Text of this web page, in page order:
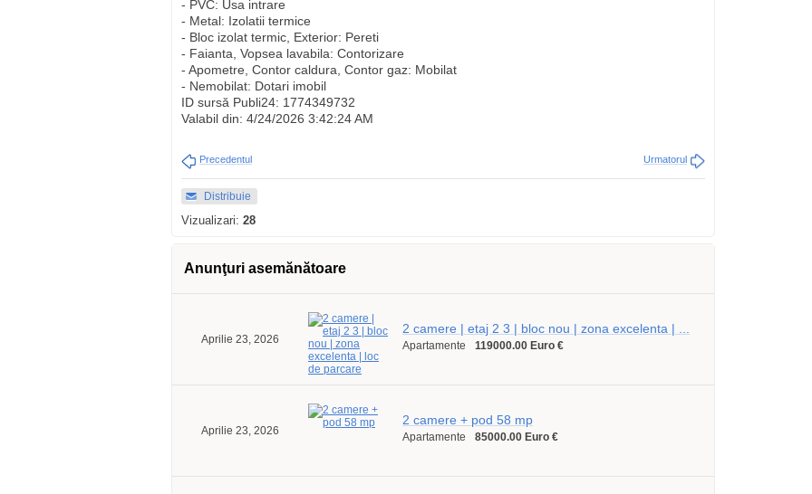
- PVC: Usa intrare
- Metal: Izolatii termice
- Bloc izolat termic, Exterior: Pereti
- Faianta, Vopsea lavabila: Contorizare
- Apometre, Contor caldura, Contor gaz: Mobilat
- Nemobilat: Dotari imobil
ID sursă Publi24: 1774349732
Valabil din: 4/24/2026 3:42:24 AM
Precedentul Urmatorul
Distribuie
Vizualizari: 28
Anunţuri asemănătoare
Aprilie 23, 2026
2 camere | etaj 2 3 | bloc nou | zona excelenta | ...
Apartamente 119000.00 Euro €
Aprilie 23, 2026
2 camere + pod 58 mp
Apartamente 85000.00 Euro €